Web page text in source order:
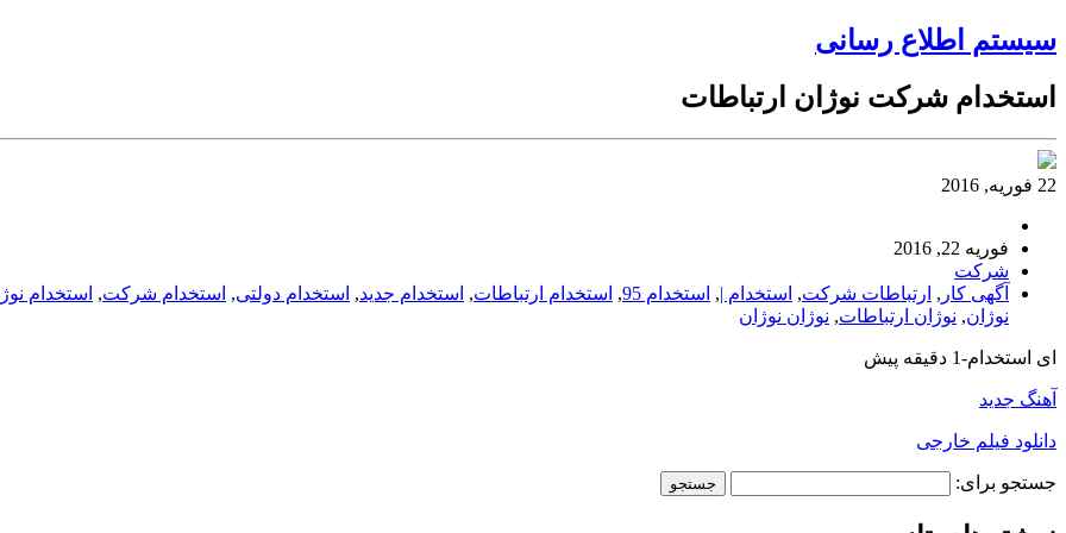
سیستم اطلاع رسانی
استخدام شرکت نوژان ارتباطات
22 فوریه, 2016
فوریه 22, 2016
شرکت
آگهی کار , ارتباطات شرکت, استخدام |, استخدام 95 , استخدام ارتباطات, استخدام جدید, استخدام دولتی, استخدام شرکت, استخدام
نوژان, نوژان ارتباطات, نوژان نوژان
ای استخدام-1 دقیقه پیش
آهنگ جدید
دانلود فیلم خارجی
جستجو برای: